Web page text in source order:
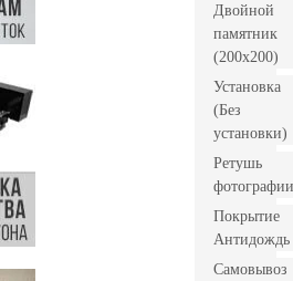
Двойной
памятник
(200х200)
Установка
(Без
установки)
Ретушь
фотографии
Покрытие
Антидождь
Самовывоз